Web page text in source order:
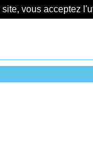
vous acceptez